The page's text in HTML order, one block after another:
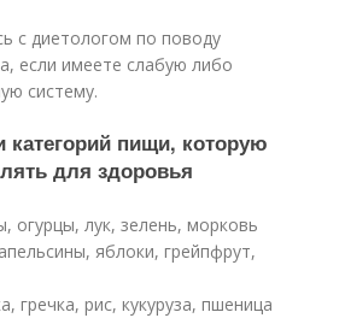
с диетологом по поводу
если имеете слабую либо
систему.
категорий пищи, которую
для здоровья
огурцы, лук, зелень, морковь
яблоки, грейпфрут,
гречка, рис, кукуруза, пшеница